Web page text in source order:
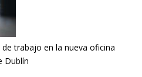
trabajo en la nueva oficina
Dublín